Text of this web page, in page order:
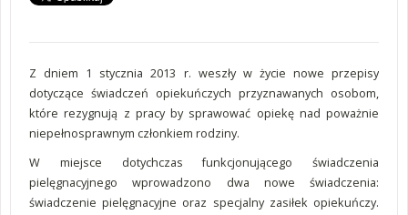
Z dniem 1 stycznia 2013 r. weszły w życie nowe przepisy
dotyczące świadczeń opiekuńczych przyznawanych osobom,
które rezygnują z pracy by sprawować opiekę nad poważnie
niepełnosprawnym członkiem rodziny.
W miejsce dotychczas funkcjonującego świadczenia
pielęgnacyjnego wprowadzono dwa nowe świadczenia:
świadczenie pielęgnacyjne oraz specjalny zasiłek opiekuńczy.